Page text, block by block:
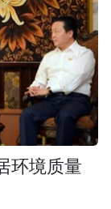
环境质量